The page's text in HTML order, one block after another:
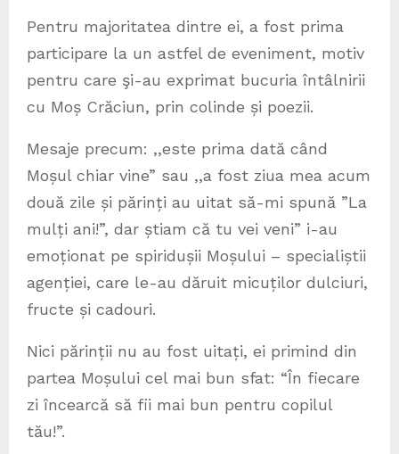
Pentru majoritatea dintre ei, a fost prima
participare la un astfel de eveniment, motiv
pentru care şi-au exprimat bucuria întâlnirii
cu Moș Crăciun, prin colinde și poezii.
Mesaje precum: ,,este prima dată când
Moșul chiar vine” sau ,,a fost ziua mea acum
două zile și părinți au uitat să-mi spună ”La
mulți ani!”, dar știam că tu vei veni” i-au
emoționat pe spiridușii Moșului – specialiștii
agenției, care le-au dăruit micuților dulciuri,
fructe și cadouri.
Nici părinții nu au fost uitați, ei primind din
partea Moșului cel mai bun sfat: “În fiecare
zi încearcă să fii mai bun pentru copilul
tău!”.